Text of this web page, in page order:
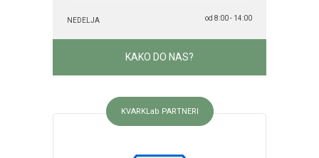
NEDELJA od 8:00 - 14:00
KAKO DO NAS?
KVARKLab PARTNERI